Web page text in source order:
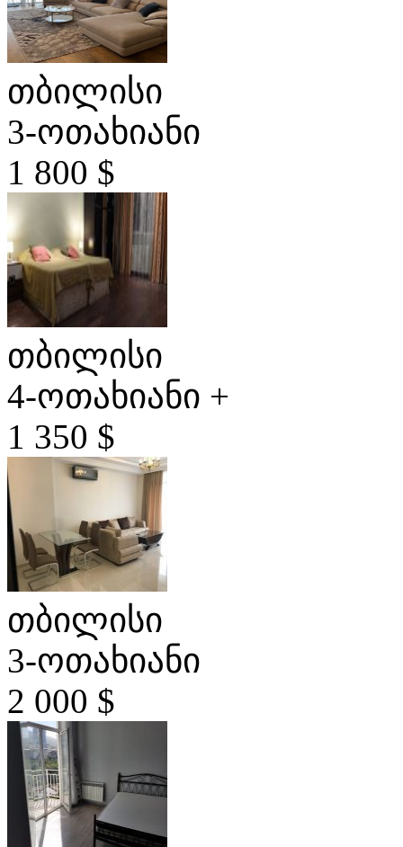
თბილისი
3-ოთახიანი
1 800 $
თბილისი
4-ოთახიანი +
1 350 $
თბილისი
3-ოთახიანი
2 000 $